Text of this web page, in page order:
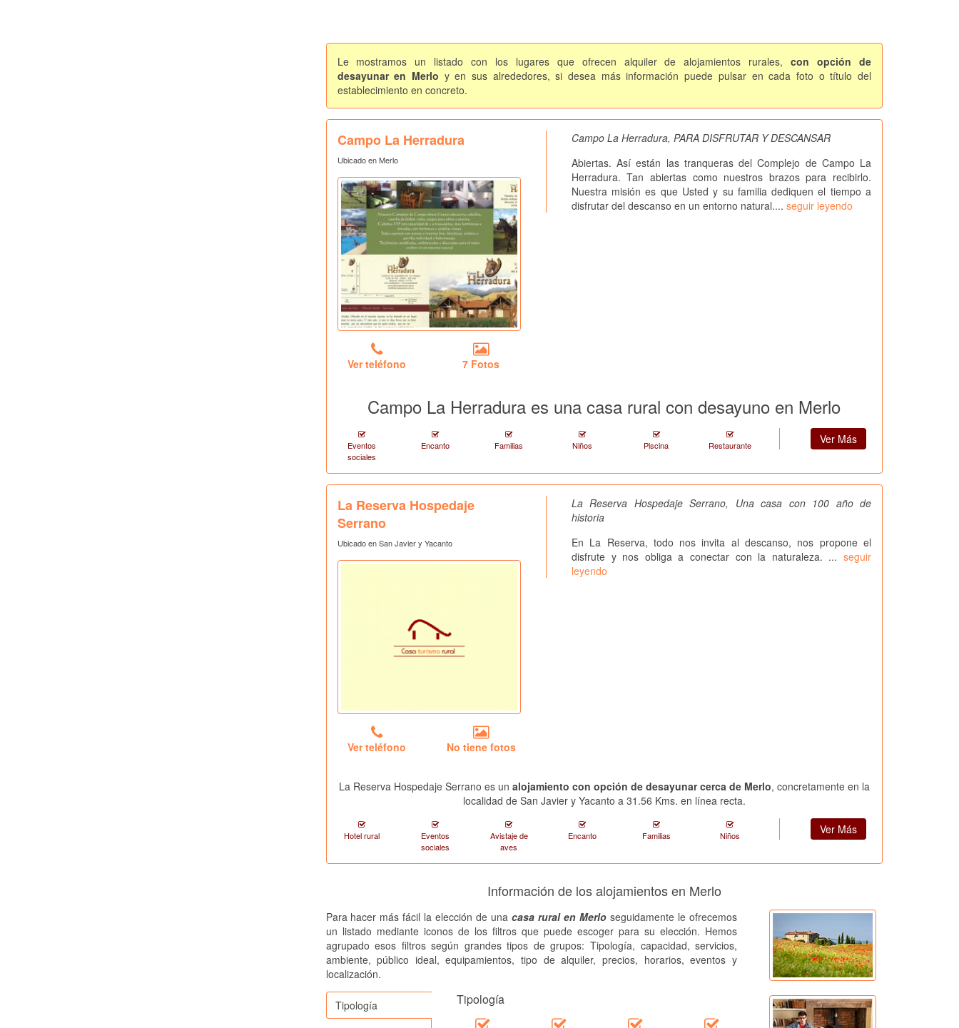
Le mostramos un listado con los lugares que ofrecen alquiler de alojamientos rurales,con opción de
desayunar en Merlo y en sus alrededores, si desea más información puede pulsar en cada foto o título del
establecimiento en concreto.
Campo La Herradura
Ubicado en Merlo
Ver teléfono 7 Fotos
Campo La Herradura, PARA DISFRUTAR Y DESCANSAR
Abiertas. Así están las tranqueras del Complejo de Campo La
Herradura. Tan abiertas como nuestros brazos para recibirlo.
Nuestra misión es que Usted y su familia dediquen el tiempo a
disfrutar del descanso en un entorno natural.... seguir leyendo
Campo La Herradura es una casa rural con desayuno en Merlo
Eventos
sociales
Encanto Familias Niños Piscina Restaurante Ver Más
La Reserva Hospedaje
Serrano
Ubicado en San Javier y Yacanto
Ver teléfono No tiene fotos
La Reserva Hospedaje Serrano, Una casa con 100 año de
historia
En La Reserva, todo nos invita al descanso, nos propone el
disfrute y nos obliga a conectar con la naturaleza. ... seguir
leyendo
La Reserva Hospedaje Serrano es un alojamiento con opción de desayunar cerca de Merlo, concretamente en la
localidad de San Javier y Yacanto a 31.56 Kms. en línea recta.
Hotel rural
Eventos
sociales
Avistaje de
aves
Encanto Familias Niños Ver Más
Información de los alojamientos en Merlo
Para hacer más fácil la elección de unacasa rural en Merlo seguidamente le ofrecemos
un listado mediante iconos de los filtros que puede escoger para su elección. Hemos
agrupado esos filtros según grandes tipos de grupos: Tipología, capacidad, servicios,
ambiente, público ideal, equipamientos, tipo de alquiler, precios, horarios, eventos y
localización.
Tipología Tipología